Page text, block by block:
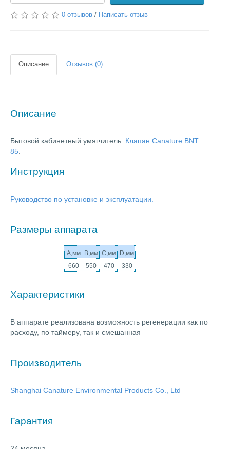
0 отзывов / Написать отзыв
Описание Отзывов (0)
Описание
Бытовой кабинетный умягчитель. Клапан Canature BNT
85
Инструкция
Руководство по установке и эксплуатации.
Размеры аппарата
A,мм B,мм C,мм
D,мм
660
550 470 330
Характеристики
В аппарате реализована возможность регенерации как по
расходу, по таймеру, так и смешанная
Производитель
Shanghai Canature Environmental Products Co., Ltd
Гарантия